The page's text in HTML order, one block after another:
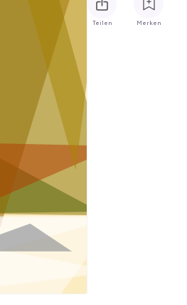
Teilen Merken